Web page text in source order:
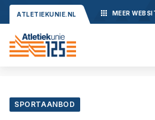
ATLETIEKUNIE.NL MEER
SPORTAANBOD